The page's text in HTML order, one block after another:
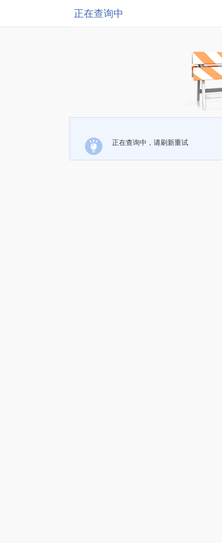
正在查询中
正在查询中，请刷新重试